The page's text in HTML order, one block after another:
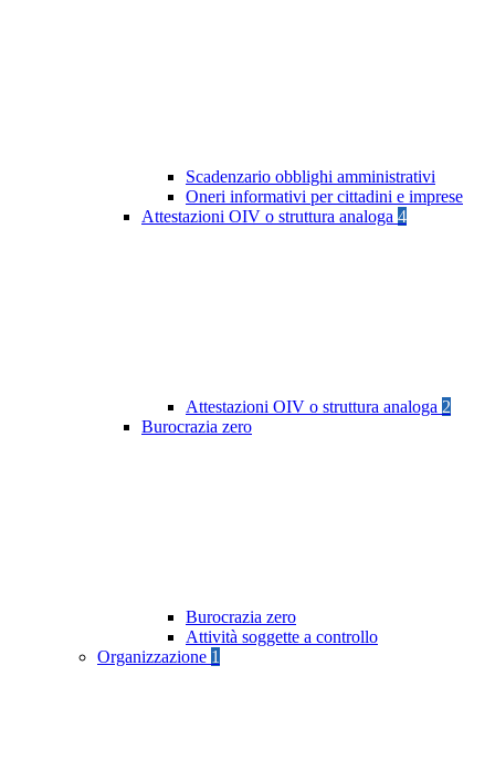
Scadenzario obblighi amministrativi
Oneri informativi per cittadini e imprese
Attestazioni OIV o struttura analoga 4
Attestazioni OIV o struttura analoga 2
Burocrazia zero
Burocrazia zero
Attività soggette a controllo
Organizzazione 1